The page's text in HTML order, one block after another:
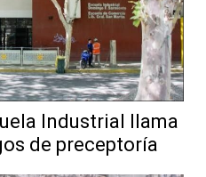
Industrial llama
de preceptoría